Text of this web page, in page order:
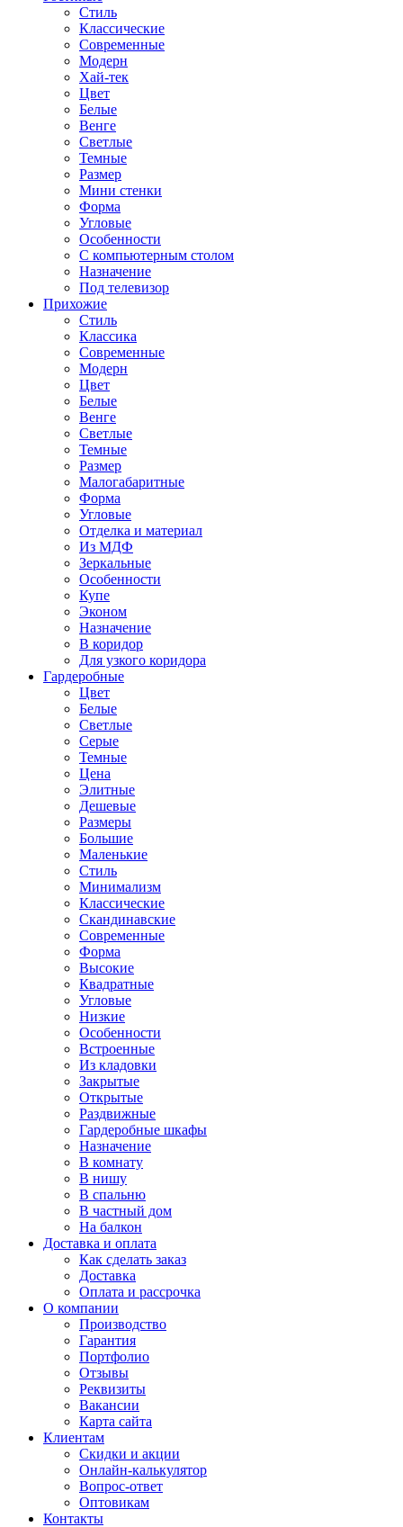
Стиль
Классические
Современные
Модерн
Хай-тек
Цвет
Белые
Венге
Светлые
Темные
Размер
Мини стенки
Форма
Угловые
Особенности
С компьютерным столом
Назначение
Под телевизор
Прихожие
Стиль
Классика
Современные
Модерн
Цвет
Белые
Венге
Светлые
Темные
Размер
Малогабаритные
Форма
Угловые
Отделка и материал
Из МДФ
Зеркальные
Особенности
Купе
Эконом
Назначение
В коридор
Для узкого коридора
Гардеробные
Цвет
Белые
Светлые
Серые
Темные
Цена
Элитные
Дешевые
Размеры
Большие
Маленькие
Стиль
Минимализм
Классические
Скандинавские
Современные
Форма
Высокие
Квадратные
Угловые
Низкие
Особенности
Встроенные
Из кладовки
Закрытые
Открытые
Раздвижные
Гардеробные шкафы
Назначение
В комнату
В нишу
В спальню
В частный дом
На балкон
Доставка и оплата
Как сделать заказ
Доставка
Оплата и рассрочка
О компании
Производство
Гарантия
Портфолио
Отзывы
Реквизиты
Вакансии
Карта сайта
Клиентам
Скидки и акции
Онлайн-калькулятор
Вопрос-ответ
Оптовикам
Контакты